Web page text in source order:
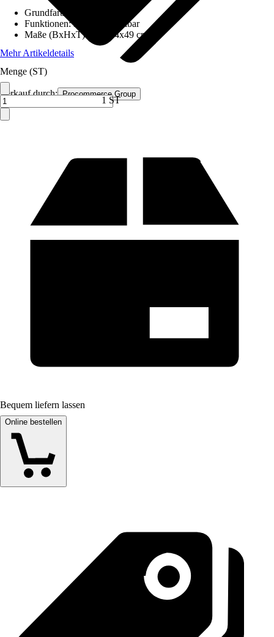
Verkauf durch: Procommerce Group
Grundfarbe
Funktionen:Höhenverstellbar
Maße (BxHxT)
106x44x49 cm
Mehr Artikeldetails
Menge (ST)
1 ST
Bequem liefern lassen
Online bestellen